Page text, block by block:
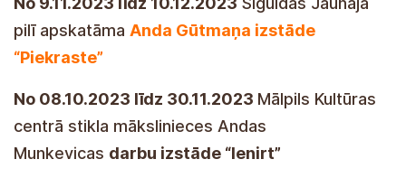
pilī apskatāma Anda Gūtmaņa izstāde
“Piekraste”
No 08.10.2023 līdz 30.11.2023 Mālpils Kultūras
centrā stikla mākslinieces Andas
Munkevicas darbu izstāde “Ienirt”